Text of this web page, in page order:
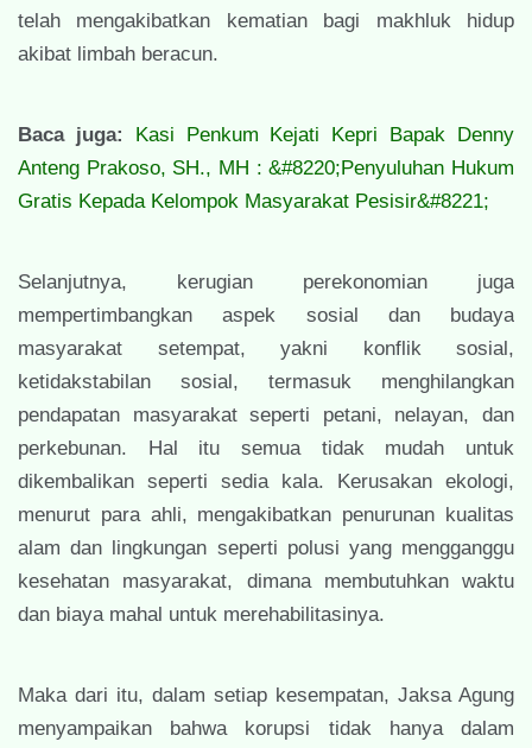
telah mengakibatkan kematian bagi makhluk hidup
akibat limbah beracun.
Baca juga:
Kasi Penkum Kejati Kepri Bapak Denny
Anteng Prakoso, SH., MH : &#8220;Penyuluhan Hukum
Gratis Kepada Kelompok Masyarakat Pesisir&#8221;
Selanjutnya, kerugian perekonomian juga
mempertimbangkan aspek sosial dan budaya
masyarakat setempat, yakni konflik sosial,
ketidakstabilan sosial, termasuk menghilangkan
pendapatan masyarakat seperti petani, nelayan, dan
perkebunan. Hal itu semua tidak mudah untuk
dikembalikan seperti sedia kala. Kerusakan ekologi,
menurut para ahli, mengakibatkan penurunan kualitas
alam dan lingkungan seperti polusi yang mengganggu
kesehatan masyarakat, dimana membutuhkan waktu
dan biaya mahal untuk merehabilitasinya.
Maka dari itu, dalam setiap kesempatan, Jaksa Agung
menyampaikan bahwa korupsi tidak hanya dalam